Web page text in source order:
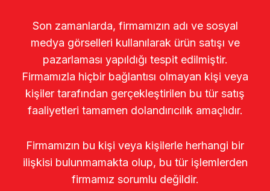
Son zamanlarda, firmamızın adı ve sosyal
medya görselleri kullanılarak ürün satışı ve
pazarlaması yapıldığı tespit edilmiştir.
Firmamızla hiçbir bağlantısı olmayan kişi veya
kişiler tarafından gerçekleştirilen bu tür satış
faaliyetleri tamamen dolandırıcılık amaçlıdır.
Firmamızın bu kişi veya kişilerle herhangi bir
ilişkisi bulunmamakta olup, bu tür işlemlerden
firmamız sorumlu değildir.